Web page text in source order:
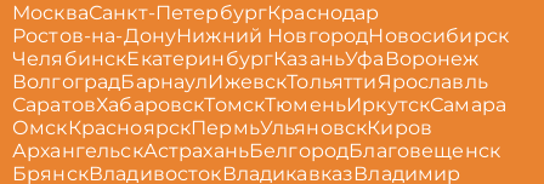
МоскваСанкт-ПетербургКраснодар
Ростов-на-ДонуНижний НовгородНовосибирск
ЧелябинскЕкатеринбургКазаньУфа Воронеж
ВолгоградБарнаулИжевскТольяттиЯрославль
СаратовХабаровскТомскТюменьИркутскСамара
ОмскКрасноярскПермьУльяновскКиров
АрхангельскАстраханьБелгородБлаговещенск
БрянскВладивостокВладикавказВладимир